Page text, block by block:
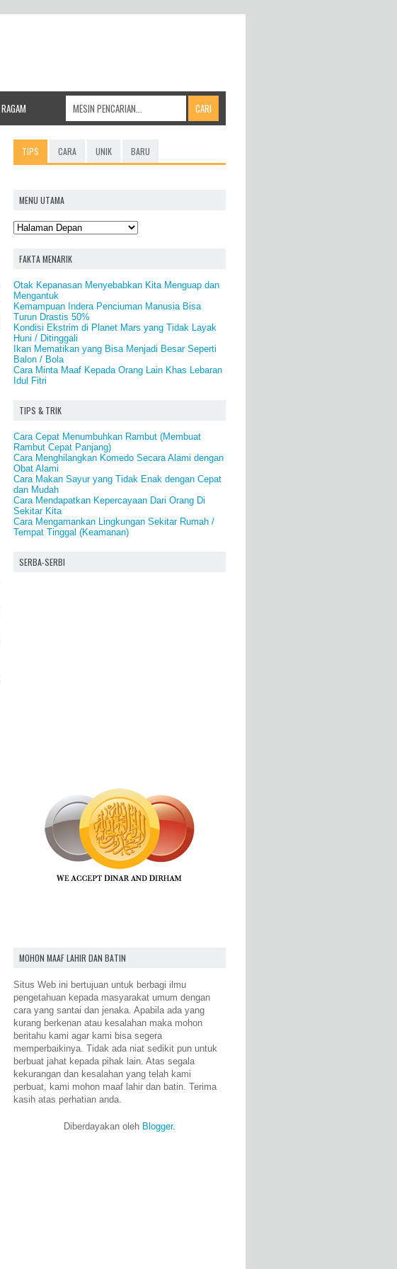
RAGAM
TIPS CARA UNIK BARU
MENU UTAMA
FAKTA MENARIK
Otak Kepanasan Menyebabkan Kita Menguap dan
Mengantuk
Kemampuan Indera Penciuman Manusia Bisa
Turun Drastis 50%
Kondisi Ekstrim di Planet Mars yang Tidak Layak
Huni / Ditinggali
Ikan Mematikan yang Bisa Menjadi Besar Seperti
Balon / Bola
Cara Minta Maaf Kepada Orang Lain Khas Lebaran
Idul Fitri
TIPS & TRIK
Cara Cepat Menumbuhkan Rambut (Membuat
Rambut Cepat Panjang)
Cara Menghilangkan Komedo Secara Alami dengan
Obat Alami
Cara Makan Sayur yang Tidak Enak dengan Cepat
dan Mudah
Cara Mendapatkan Kepercayaan Dari Orang Di
Sekitar Kita
Cara Mengamankan Lingkungan Sekitar Rumah /
Tempat Tinggal (Keamanan)
SERBA-SERBI
MOHON MAAF LAHIR DAN BATIN
Situs Web ini bertujuan untuk berbagi ilmu
pengetahuan kepada masyarakat umum dengan
cara yang santai dan jenaka. Apabila ada yang
kurang berkenan atau kesalahan maka mohon
beritahu kami agar kami bisa segera
memperbaikinya. Tidak ada niat sedikit pun untuk
berbuat jahat kepada pihak lain. Atas segala
kekurangan dan kesalahan yang telah kami
perbuat, kami mohon maaf lahir dan batin. Terima
kasih atas perhatian anda.
Diberdayakan oleh Blogger.